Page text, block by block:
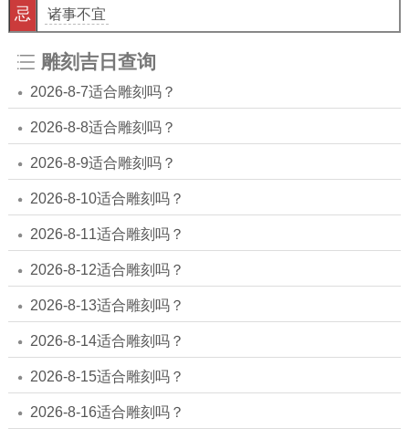
忌
诸事不宜
雕刻吉日查询
2026-8-7适合雕刻吗？
2026-8-8适合雕刻吗？
2026-8-9适合雕刻吗？
2026-8-10适合雕刻吗？
2026-8-11适合雕刻吗？
2026-8-12适合雕刻吗？
2026-8-13适合雕刻吗？
2026-8-14适合雕刻吗？
2026-8-15适合雕刻吗？
2026-8-16适合雕刻吗？